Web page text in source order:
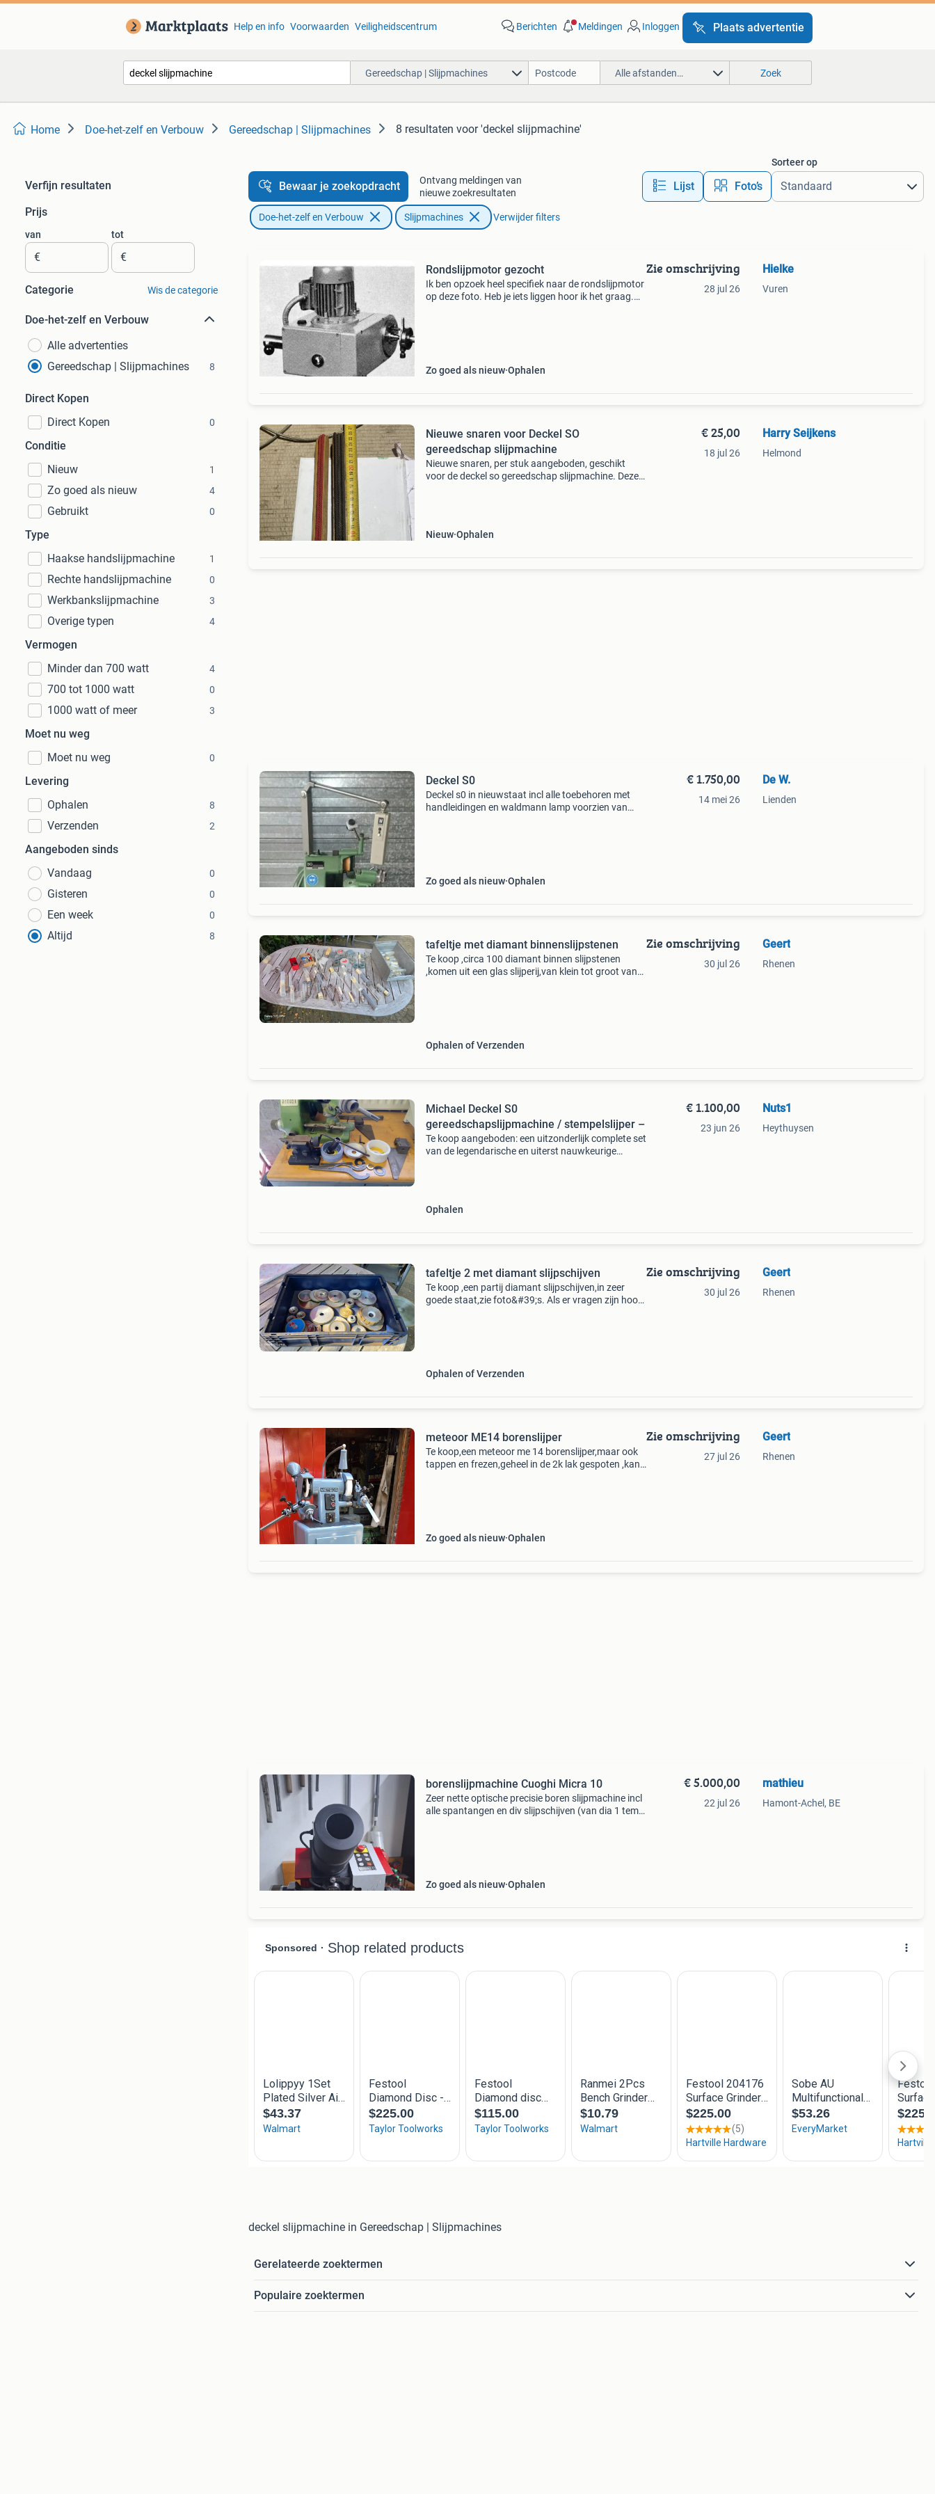
Help en info Voorwaarden Veiligheidscentrum Berichten Meldingen Inloggen Plaats advertentie
Gereedschap | Slijpmachines Alle afstanden… Zoek
Home Doe-het-zelf en Verbouw Gereedschap | Slijpmachines 8 resultaten voor 'deckel slijpmachine'
Verfijn resultaten
Prijs
van
€
tot
€
Categorie Wis de categorie
Doe-het-zelf en Verbouw
Alle advertenties
Gereedschap | Slijpmachines
8
Direct Kopen
Direct Kopen
0
Conditie
Nieuw
1
Zo goed als nieuw 4
Gebruikt 0
Type
Haakse handslijpmachine
1
Rechte handslijpmachine 0
Werkbankslijpmachine 3
Overige typen 4
Vermogen
Minder dan 700 watt
4
700 tot 1000 watt 0
1000 watt of meer 3
Moet nu weg
Moet nu weg
0
Levering
Ophalen
8
Verzenden 2
Aangeboden sinds
Vandaag
0
Gisteren 0
Een week 0
Altijd 8
Bewaar je zoekopdracht
Ontvang meldingen van
nieuwe zoekresultaten
Lijst Foto’s
Sorteer op
Doe-het-zelf en Verbouw Slijpmachines Verwijder filters
Rondslijpmotor gezocht
Ik ben opzoek heel specifiek naar de rondslijpmotor
op deze foto. Heb je iets liggen hoor ik het graag.
Zo goed als nieuw Ophalen
Zie omschrijving
28 jul 26
Hielke
Vuren
Nieuwe snaren voor Deckel SO
gereedschap slijpmachine
Nieuwe snaren, per stuk aangeboden, geschikt
voor de deckel so gereedschap slijpmachine. Deze
Nieuw Ophalen
€ 25,00
18 jul 26
Harry Seijkens
Helmond
Deckel S0
Deckel s0 in nieuwstaat incl alle toebehoren met
handleidingen en waldmann lamp voorzien van
Zo goed als nieuw Ophalen
€ 1.750,00
14 mei 26
De W.
Lienden
tafeltje met diamant binnenslijpstenen
Te koop ,circa 100 diamant binnen slijpstenen
,komen uit een glas slijperij,van klein tot groot van
Ophalen of Verzenden
Zie omschrijving
30 jul 26
Geert
Rhenen
Michael Deckel S0
gereedschapslijpmachine / stempelslijper –
Te koop aangeboden: een uitzonderlijk complete set
van de legendarische en uiterst nauwkeurige
Ophalen
€ 1.100,00
23 jun 26
Nuts1
Heythuysen
tafeltje 2 met diamant slijpschijven
Te koop ,een partij diamant slijpschijven,in zeer
goede staat,zie foto&#39;s. Als er vragen zijn hoor
Ophalen of Verzenden
Zie omschrijving
30 jul 26
Geert
Rhenen
meteoor ME14 borenslijper
Te koop,een meteoor me 14 borenslijper,maar ook
tappen en frezen,geheel in de 2k lak gespoten ,kan
Zo goed als nieuw Ophalen
Zie omschrijving
27 jul 26
Geert
Rhenen
borenslijpmachine Cuoghi Micra 10
Zeer nette optische precisie boren slijpmachine incl
alle spantangen en div slijpschijven (van dia 1 tem
Zo goed als nieuw Ophalen
€ 5.000,00
22 jul 26
mathieu
Hamont-Achel, BE
deckel slijpmachine in Gereedschap | Slijpmachines
Gerelateerde zoektermen
Populaire zoektermen